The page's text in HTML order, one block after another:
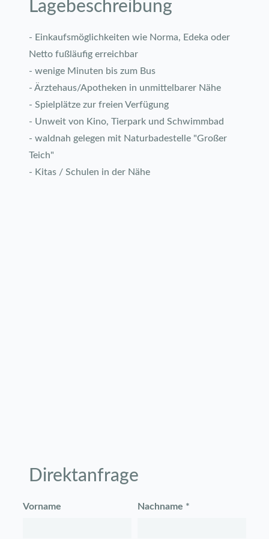
Lagebeschreibung
- Einkaufsmöglichkeiten wie Norma, Edeka oder
Netto fußläufig erreichbar
- wenige Minuten bis zum Bus
- Ärztehaus/Apotheken in unmittelbarer Nähe
- Spielplätze zur freien Verfügung
- Unweit von Kino, Tierpark und Schwimmbad
- waldnah gelegen mit Naturbadestelle "Großer
Teich"
- Kitas / Schulen in der Nähe
Direktanfrage
Vorname Nachname *